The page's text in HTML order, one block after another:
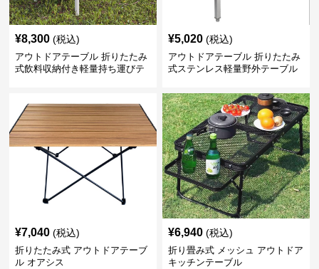
¥8,300 (税込)
アウトドアテーブル 折りたたみ
式飲料収納付き軽量持ち運びテ
¥5,020 (税込)
アウトドアテーブル 折りたたみ
式ステンレス軽量野外テーブル
¥7,040 (税込)
折りたたみ式 アウトドアテーブ
ル オアシス
¥6,940 (税込)
折り畳み式 メッシュ アウトドア
キッチンテーブル